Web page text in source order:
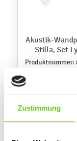
Zustimmung
Akustik-
Stilla, Set
Produktnummer: